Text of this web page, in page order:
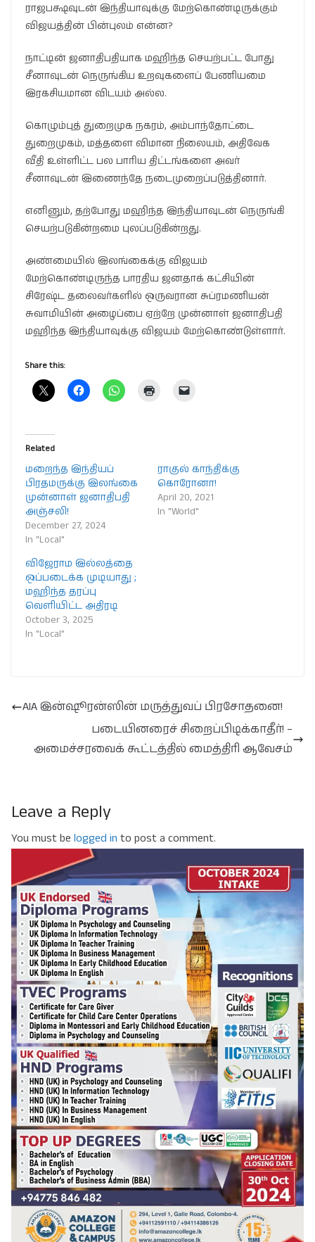
ராஜபக்ஷவுடன் இந்தியாவுக்கு மேற்கொண்டிருக்கும்
விஜயத்தின் பின்புலம் என்ன?
நாட்டின் ஜனாதிபதியாக மஹிந்த செயற்பட்ட போது
சீனாவுடன் நெருங்கிய உறவுகளைப் பேணியமை
இரகசியமான விடயம் அல்ல.
கொழும்புத் துறைமுக நகரம், அம்பாந்தோட்டை
துறைமுகம், மத்தளை விமான நிலையம், அதிவேக
வீதி உள்ளிட்ட பல பாரிய திட்டங்களை அவர்
சீனாவுடன் இணைந்தே நடைமுறைப்படுத்தினார்.
எனினும், தற்போது மஹிந்த இந்தியாவுடன் நெருங்கி
செயற்படுகின்றமை புலப்படுகின்றது.
அண்மையில் இலங்கைக்கு விஜயம்
மேற்கொண்டிருந்த பாரதிய ஜனதாக் கட்சியின்
சிரேஷ்ட தலைவர்களில் ஒருவரான சுப்ரமணியன்
சுவாமியின் அழைப்பை ஏற்றே முன்னாள் ஜனாதிபதி
மஹிந்த இந்தியாவுக்கு விஜயம் மேற்கொண்டுள்ளார்.
Share this:
Related
மறைந்த இந்தியப்
பிரதமருக்கு இலங்கை
முன்னாள் ஜனாதிபதி
அஞ்சலி!
December 27, 2024
In "Local"
ராகுல் காந்திக்கு
கொரோனா!
April 20, 2021
In "World"
விஜேராம இல்லத்தை
ஒப்படைக்க முடியாது ;
மஹிந்த தரப்பு
வெளியிட்ட அதிரடி
October 3, 2025
In "Local"
AIA இன்ஷூரன்ஸின் மருத்துவப் பிரசோதனை!
படையினரைச் சிறைப்பிடிக்காதீர்! –
அமைச்சரவைக் கூட்டத்தில் மைத்திரி ஆவேசம்
Leave a Reply
You must be logged in to post a comment.